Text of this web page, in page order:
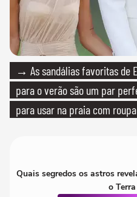
→ As sandálias favoritas de
para o verão são um par
para usar na praia com
Quais segredos os astros
o